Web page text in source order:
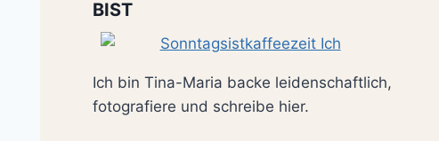
BIST
Ich bin Tina-Maria backe leidenschaftlich,
fotografiere und schreibe hier.